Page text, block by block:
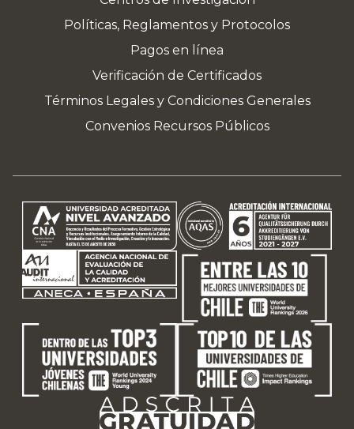
Políticas, Reglamentos y Protocolos
Pagos en línea
Verificación de Certificados
Términos Legales y Condiciones Generales
Convenios Recursos Públicos